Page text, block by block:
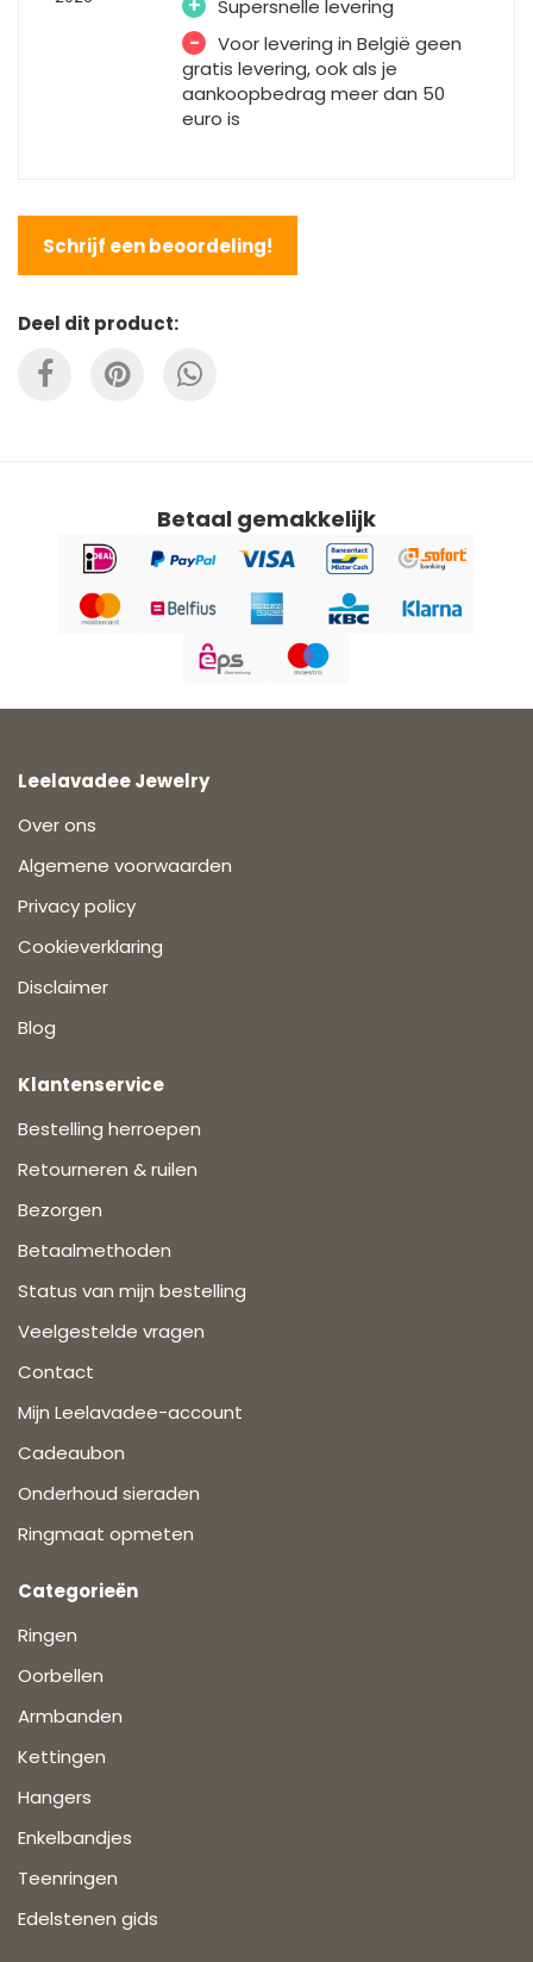
+ Supersnelle levering
-
Voor levering in België geen
gratis levering, ook als je
aankoopbedrag meer dan 50
euro is
Schrijf een beoordeling!
Deel dit product:
Betaal gemakkelijk
Leelavadee Jewelry
Over ons
Algemene voorwaarden
Privacy policy
Cookieverklaring
Disclaimer
Blog
Klantenservice
Bestelling herroepen
Retourneren & ruilen
Bezorgen
Betaalmethoden
Status van mijn bestelling
Veelgestelde vragen
Contact
Mijn Leelavadee-account
Cadeaubon
Onderhoud sieraden
Ringmaat opmeten
Categorieën
Ringen
Oorbellen
Armbanden
Kettingen
Hangers
Enkelbandjes
Teenringen
Edelstenen gids